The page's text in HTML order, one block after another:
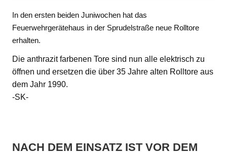
In den ersten beiden Juniwochen hat das
Feuerwehrgerätehaus in der Sprudelstraße neue Rolltore
erhalten.
Die anthrazit farbenen Tore sind nun alle elektrisch zu
öffnen und ersetzen die über 35 Jahre alten Rolltore aus
dem Jahr 1990.
-SK-
NACH DEM EINSATZ IST VOR DEM